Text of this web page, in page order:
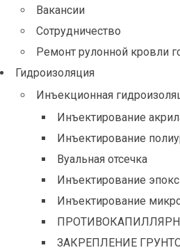
Вакансии
Сотрудничество
Ремонт рулонной кровли
Гидроизоляция
Инъекционная
Инъектирование
Инъектирование
Вуальная отсечка
Инъектирование
Инъектирование
ЗАКРЕПЛЕНИЕ